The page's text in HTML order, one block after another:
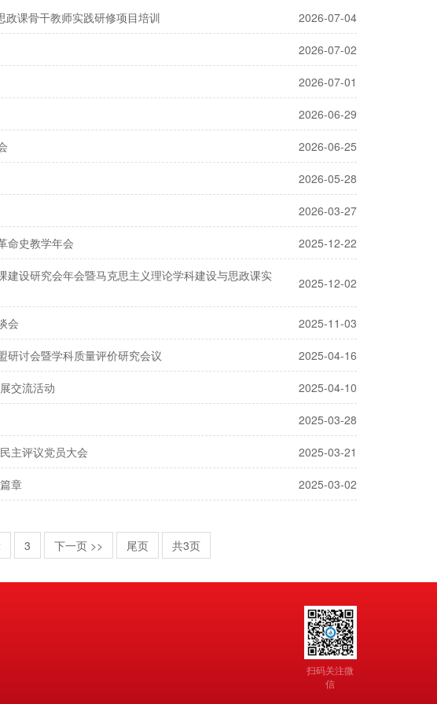
课骨干教师实践研修项目培训 2026-07-04
2026-07-02
2026-07-01
2026-06-29
2026-06-25
2026-05-28
2026-03-27
命史教学年会 2025-12-22
设研究会年会暨马克思主义理论学科建设与思政课实
2025-12-02
会 2025-11-03
研讨会暨学科质量评价研究会议 2025-04-16
交流活动 2025-04-10
2025-03-28
主评议党员大会 2025-03-21
章 2025-03-02
3 下一页 >> 尾页 共3页
扫码关注微
信